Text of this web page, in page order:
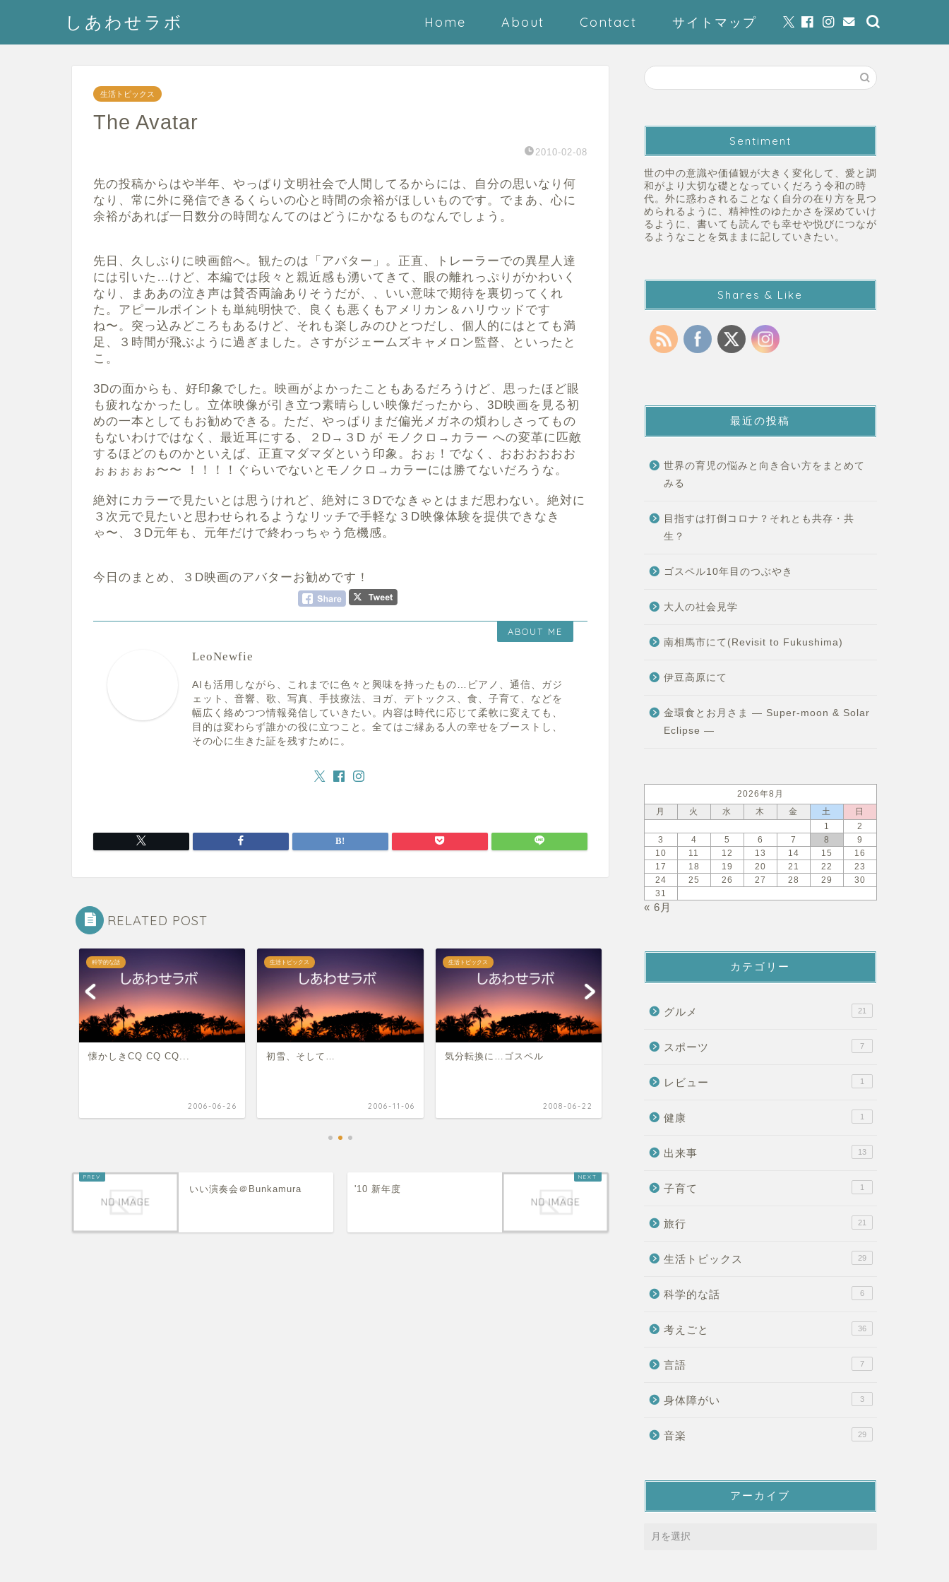
しあわせラボ Home About Contact サイトマップ
生活トピックス
The Avatar
2010-02-08
先の投稿からはや半年、やっぱり文明社会で人間してるからには、自分の思いなり何
なり、常に外に発信できるくらいの心と時間の余裕がほしいものです。でまあ、心に
余裕があれば一日数分の時間なんてのはどうにかなるものなんでしょう。
先日、久しぶりに映画館へ。観たのは「アバター」。正直、トレーラーでの異星人達
には引いた…けど、本編では段々と親近感も湧いてきて、眼の離れっぷりがかわいく
なり、まああの泣き声は賛否両論ありそうだが、、いい意味で期待を裏切ってくれ
た。アピールポイントも単純明快で、良くも悪くもアメリカン＆ハリウッドです
ね〜。突っ込みどころもあるけど、それも楽しみのひとつだし、個人的にはとても満
足、３時間が飛ぶように過ぎました。さすがジェームズキャメロン監督、といったと
こ。
3Dの面からも、好印象でした。映画がよかったこともあるだろうけど、思ったほど眼
も疲れなかったし。立体映像が引き立つ素晴らしい映像だったから、3D映画を見る初
めの一本としてもお勧めできる。ただ、やっぱりまだ偏光メガネの煩わしさってもの
もないわけではなく、最近耳にする、２D→３D が モノクロ→カラー への変革に匹敵
するほどのものかといえば、正直マダマダという印象。おぉ！でなく、おおおおおお
ぉぉぉぉぉ〜〜 ！！！！ぐらいでないとモノクロ→カラーには勝てないだろうな。
絶対にカラーで見たいとは思うけれど、絶対に３Dでなきゃとはまだ思わない。絶対に
３次元で見たいと思わせられるようなリッチで手軽な３D映像体験を提供できなき
ゃ〜、３D元年も、元年だけで終わっちゃう危機感。
今日のまとめ、３D映画のアバターお勧めです！
ABOUT ME
LeoNewfie
AIも活用しながら、これまでに色々と興味を持ったもの…ピアノ、通信、ガジ
ェット、音響、歌、写真、手技療法、ヨガ、デトックス、食、子育て、などを
幅広く絡めつつ情報発信していきたい。内容は時代に応じて柔軟に変えても、
目的は変わらず誰かの役に立つこと。全てはご縁ある人の幸せをブーストし、
その心に生きた証を残すために。
RELATED POST
科学的な話
懐かしきCQ CQ CQ...
2006-06-26
生活トピックス
初雪、そして…
2006-11-06
生活トピックス
気分転換に…ゴスペル
2008-06-22
初雪、そして…
いい演奏会＠Bunkamura '10 新年度
Sentiment
世の中の意識や価値観が大きく変化して、愛と調
和がより大切な礎となっていくだろう令和の時
代。外に惑わされることなく自分の在り方を見つ
められるように、精神性のゆたかさを深めていけ
るように、書いても読んでも幸せや悦びにつなが
るようなことを気ままに記していきたい。
Shares & Like
最近の投稿
世界の育児の悩みと向き合い方をまとめて
みる
目指すは打倒コロナ？それとも共存・共
生？
ゴスペル10年目のつぶやき
大人の社会見学
南相馬市にて(Revisit to Fukushima)
伊豆高原にて
金環食とお月さま — Super-moon & Solar
Eclipse —
2026年8月
月
火 水 木 金 土
日
1
2
3
4 5 6 7 8
9
10
11 12 13 14 15
16
17
18 19 20 21 22
23
24
25 26 27 28 29
30
31
« 6月
カテゴリー
グルメ 21
スポーツ 7
レビュー 1
健康 1
出来事 13
子育て 1
旅行 21
生活トピックス 29
科学的な話 6
考えごと 36
言語 7
身体障がい 3
音楽 29
アーカイブ